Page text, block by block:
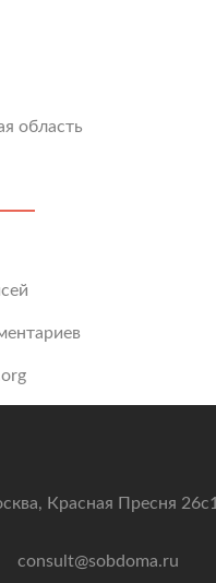
область
Красная Пресня 26с1
consult@sobdoma.ru